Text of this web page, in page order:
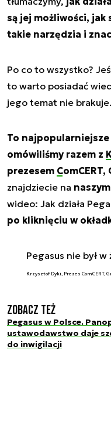
są jej możliwości, jak
takie narzędzia i
Po co to wszystko?
to warto posiadać
jego temat nie brakuje.
To
omówiliśmy razem z
prezesem ComCERT,
znajdziecie na naszym
wideo: Jak działa
po kliknięciu w
Pegasus nie był
Krzysztof Dyki, Prezes ComCERT,
Zobacz też
Pegasus w Polsce.
ustawodawstwo daje
do inwigilacji